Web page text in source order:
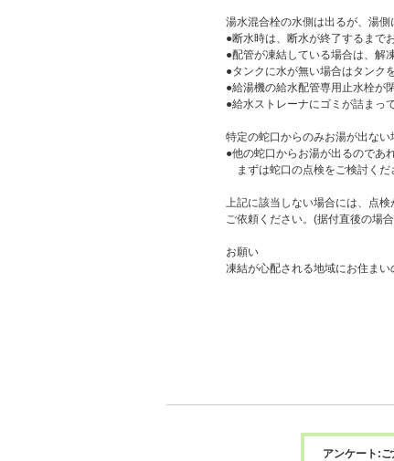
湯水混合栓の水側は出るが、湯
●断水時は、断水が終了するまで
●配管が凍結している場合は、解
●タンクに水が無い場合はタンク
●給湯機の給水配管専用止水栓が
●給水ストレーナにゴミが詰まっ
特定の蛇口からのみお湯が出ない
●他の蛇口からお湯が出るのであ
まずは蛇口の点検をご検討くだ
上記に該当しない場合には、点
ご依頼ください。(据付直後の場
お願い
凍結が心配される地域にお住ま
アンケート: